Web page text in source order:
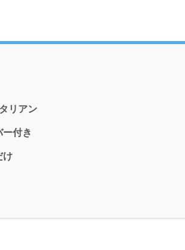
リアン
付き
け